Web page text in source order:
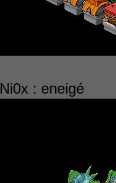
Ni0x : eneigé